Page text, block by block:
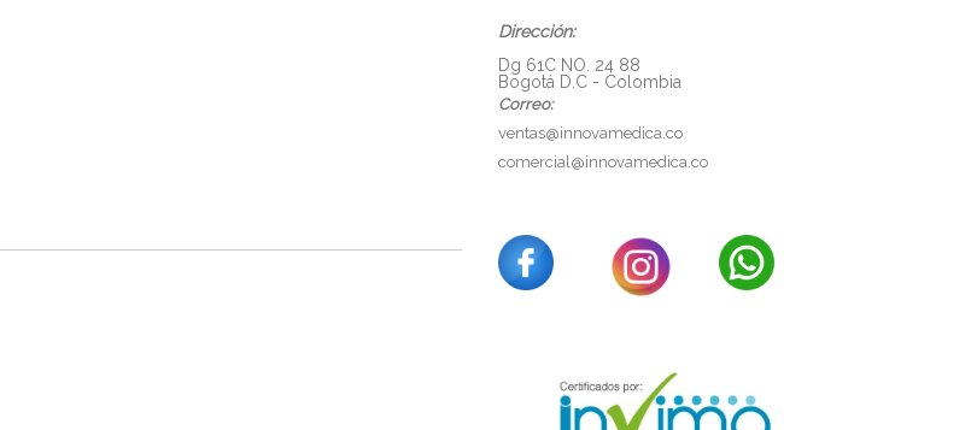
Dirección:
Dg 61C NO. 24 88
Bogotá D.C - Colombia
Correo:
ventas@innovamedica.co
comercial@innovamedica.co